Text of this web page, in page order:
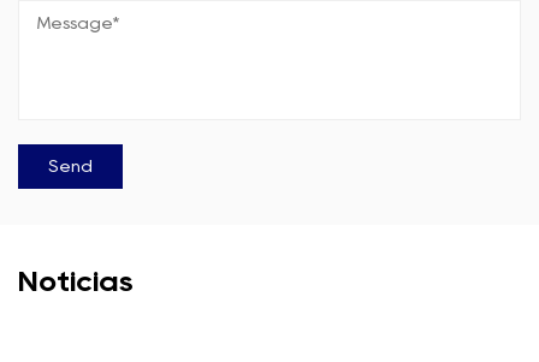
Notícias